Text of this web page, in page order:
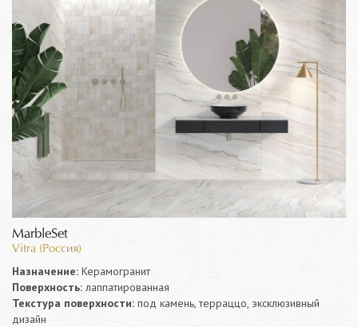
MarbleSet
Vitra (Россия)
Назначение: Керамогранит
Поверхность: лаппатированная
Текстура поверхности: под камень, терраццо, эксклюзивный
дизайн